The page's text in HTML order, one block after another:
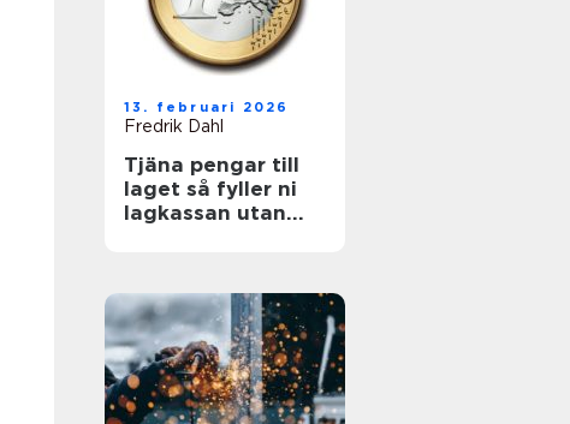
13. februari 2026
Fredrik Dahl
Tjäna pengar till
laget så fyller ni
lagkassan utan